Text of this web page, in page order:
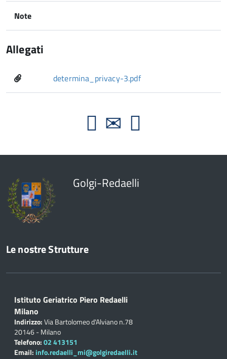
Note
Allegati
determina_privacy-3.pdf
Golgi-Redaelli
Le nostre Strutture
Istituto Geriatrico Piero Redaelli
Milano
Indirizzo:Via Bartolomeo d'Alviano n.78
20146 - Milano
Telefono:02 413151
Email: info.redaelli_mi@golgiredaelli.it